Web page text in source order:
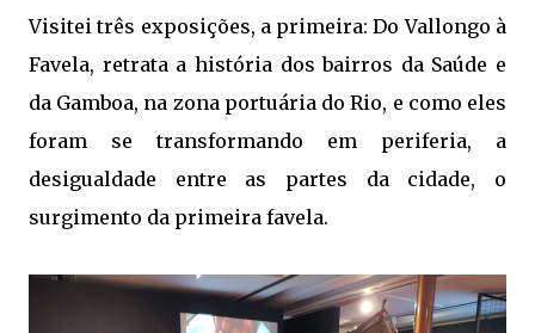
Visitei três exposições, a primeira: Do Vallongo à
Favela, retrata a história dos bairros da Saúde e
da Gamboa, na zona portuária do Rio, e como eles
foram se transformando em periferia, a
desigualdade entre as partes da cidade, o
surgimento da primeira favela.